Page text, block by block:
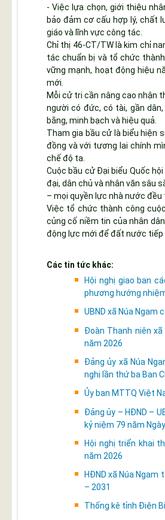
- Việc lựa chọn, giới thiệu
bảo đảm cơ cấu hợp lý, chất
giáo và lĩnh vực công tác.
Chỉ thị 46-CT/TW là kim chỉ
tác chuẩn bị và tổ chức
vững mạnh, hoạt động hiệu
mới.
Mỗi cử tri cần nâng cao nhận
người có đức, có tài, gần
bằng, minh bạch và hiệu quả.
Tham gia bầu cử là biểu hiện
đồng và với tương lai chính
chế độ ta.
Cuộc bầu cử Đại biểu Quốc
đại, dân chủ và nhân văn sâu
– mọi quyền lực nhà nước đều
Việc tổ chức thành công
củng cố niềm tin của nhân
động lực mới để đất nước tiếp
Các tin tức khác:
Hội nghị giao ban
phương hướng
UBND xã Núa
Đoàn Thanh niên
năm 2026
Đảng ủy xã Núa
nghị lần thứ ba Ban
Ủy ban MTTQ Việt
Đảng ủy – HĐND –
kỷ niệm 79 năm
Hội nghị triển khai
năm 2026
HĐND xã Núa Ngam
– 2031
Thống kê tỉnh Điện